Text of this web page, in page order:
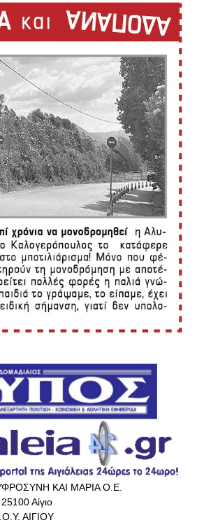
ΚΑΙ ΜΑΡΙΑ Ο.Ε.
Αίγιο
ΑΙΓΙΟΥ